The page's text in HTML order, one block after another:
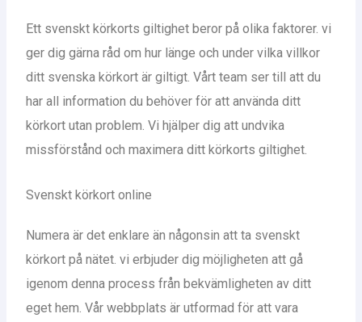
Ett svenskt körkorts giltighet beror på olika faktorer. vi
ger dig gärna råd om hur länge och under vilka villkor
ditt svenska körkort är giltigt. Vårt team ser till att du
har all information du behöver för att använda ditt
körkort utan problem. Vi hjälper dig att undvika
missförstånd och maximera ditt körkorts giltighet.
Svenskt körkort online
Numera är det enklare än någonsin att ta svenskt
körkort på nätet. vi erbjuder dig möjligheten att gå
igenom denna process från bekvämligheten av ditt
eget hem. Vår webbplats är utformad för att vara